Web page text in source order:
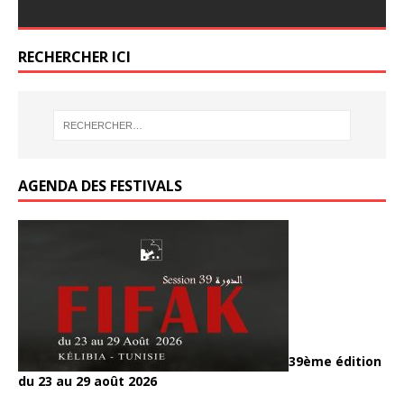
e
b
o
itt
er
ta
o
o
k
er
o
o
k
er
k
RECHERCHER ICI
AGENDA DES FESTIVALS
39ème édition
du 23 au 29 août 2026